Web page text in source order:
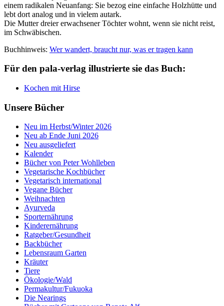
einem radikalen Neuanfang: Sie bezog eine einfache Holzhütte und
lebt dort analog und in vielem autark.
Die Mutter dreier erwachsener Töchter wohnt, wenn sie nicht reist,
im Schwäbischen.
Buchhinweis: Wer wandert, braucht nur, was er tragen kann
Für den pala-verlag illustrierte sie das Buch:
Kochen mit Hirse
Unsere Bücher
Neu im Herbst/Winter 2026
Neu ab Ende Juni 2026
Neu ausgeliefert
Kalender
Bücher von Peter Wohlleben
Vegetarische Kochbücher
Vegetarisch international
Vegane Bücher
Weihnachten
Ayurveda
Sporternährung
Kinderernährung
Ratgeber/Gesundheit
Backbücher
Lebensraum Garten
Kräuter
Tiere
Ökologie/Wald
Permakultur/Fukuoka
Die Nearings